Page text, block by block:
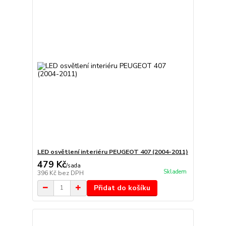
LED osvětlení interiéru PEUGEOT 407 (2004-2011)
479 Kč/sada
396 Kč bez DPH Skladem
Přidat do košíku